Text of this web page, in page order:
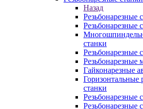
Назад
Резьбонарезные
Резьбонарезные
станки
Резьбонарезные
Резьбонарезные
Гайконарезные
Горизонтальные
станки
Резьбонарезные
Резьбонарезные